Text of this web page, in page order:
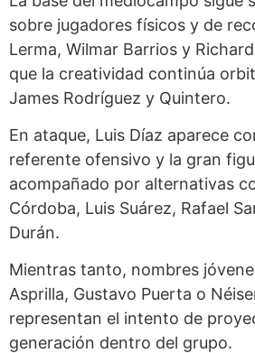
sobre jugadores físicos y de
Lerma, Wilmar Barrios y
que la creatividad continúa
James Rodríguez y Quintero.
En ataque, Luis Díaz aparece
referente ofensivo y la gran
acompañado por alternativas
Córdoba, Luis Suárez, Rafael
Durán.
Mientras tanto, nombres
Asprilla, Gustavo Puerta o
representan el intento de
generación dentro del grupo.